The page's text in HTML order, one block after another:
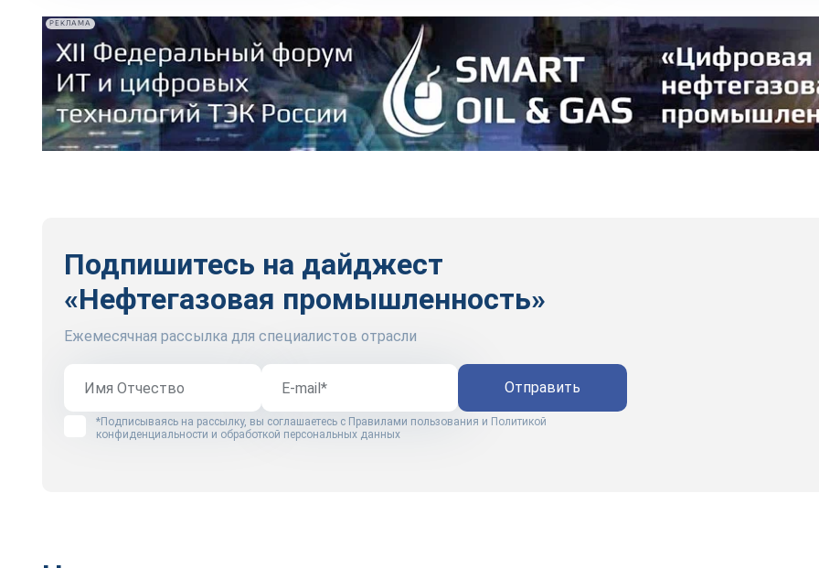
РЕКЛАМА
Подпишитесь на дайджест
«Нефтегазовая промышленность»
Ежемесячная рассылка для специалистов отрасли
*Подписываясь на рассылку, вы соглашаетесь с Правилами пользования и Политикой
конфиденциальности и обработкой персональных данных
Отправить